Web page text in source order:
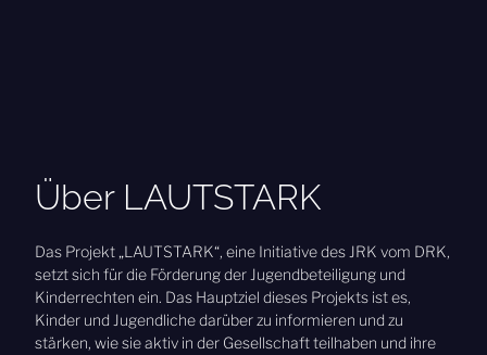
Über LAUTSTARK
Das Projekt „LAUTSTARK“, eine Initiative des JRK vom DRK,
setzt sich für die Förderung der Jugendbeteiligung und
Kinderrechten ein. Das Hauptziel dieses Projekts ist es,
Kinder und Jugendliche darüber zu informieren und zu
stärken, wie sie aktiv in der Gesellschaft teilhaben und ihre